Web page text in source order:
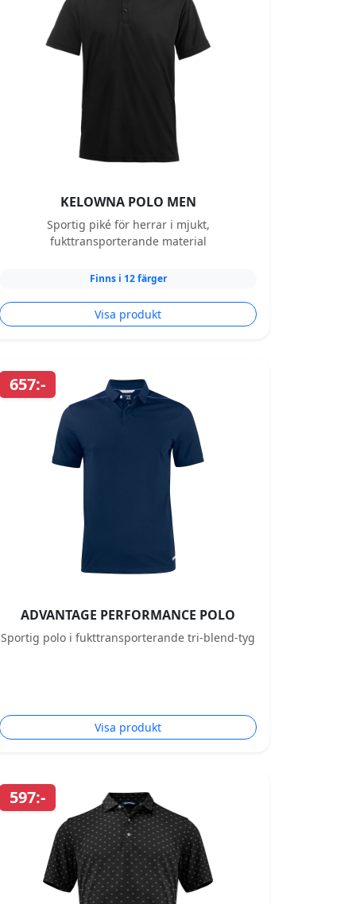
KELOWNA POLO MEN
Sportig piké för herrar i mjukt,
fukttransporterande material
Finns i 12 färger
Visa produkt
657:-
ADVANTAGE PERFORMANCE POLO
Sportig polo i fukttransporterande tri-blend-tyg
Visa produkt
597:-